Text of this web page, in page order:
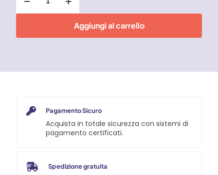
pz
plastica
Aggiungi al carrello
Pagamento Sicuro
Acquista in totale sicurezza con sistemi di
pagamento certificati.
Spedizione gratuita